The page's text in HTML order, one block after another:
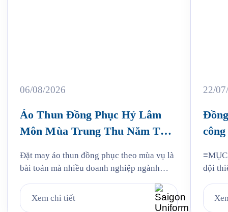
06/08/2026
Áo Thun Đồng Phục Hỷ Lâm
Môn Mùa Trung Thu Năm Thứ
Đặt may áo thun đồng phục theo mùa vụ là
bài toán mà nhiều doanh nghiệp ngành
Môn cũng vậy. Cứ đến hẹn lại lên, mỗi năm
khi mùa bánh Trung Thu về, Hỷ Lâm Môn
Xem chi tiết
22/
đội
mẫu
Quy